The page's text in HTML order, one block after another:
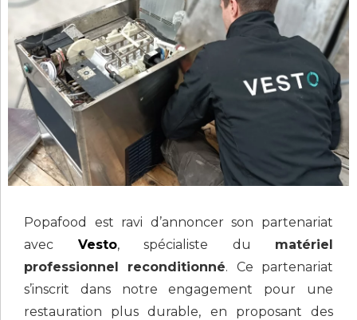
Popafood est ravi d’annoncer son partenariat
avec Vesto, spécialiste du matériel
professionnel reconditionné. Ce partenariat
s’inscrit dans notre engagement pour une
restauration plus durable, en proposant des